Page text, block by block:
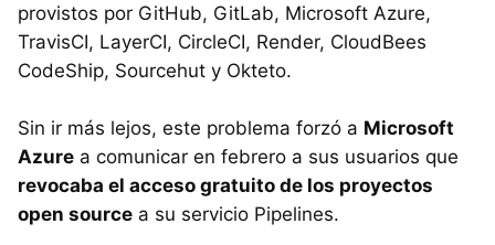
provistos por GitHub, GitLab, Microsoft Azure,
TravisCI, LayerCI, CircleCI, Render, CloudBees
CodeShip, Sourcehut y Okteto.
Sin ir más lejos, este problema forzó a Microsoft
Azure a comunicar en febrero a sus usuarios que
revocaba el acceso gratuito de los proyectos
open source a su servicio Pipelines.